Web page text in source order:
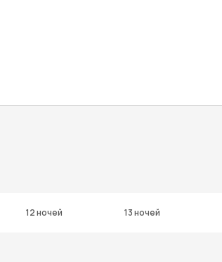
12 ночей 13 ночей